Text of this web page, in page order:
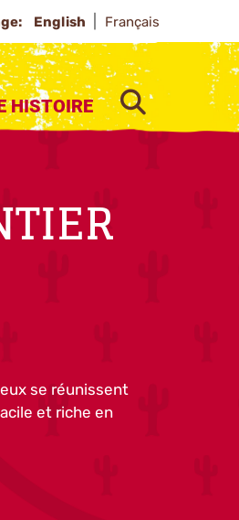
English Français
HISTOIRE SEARCH
se réunissent
et riche en